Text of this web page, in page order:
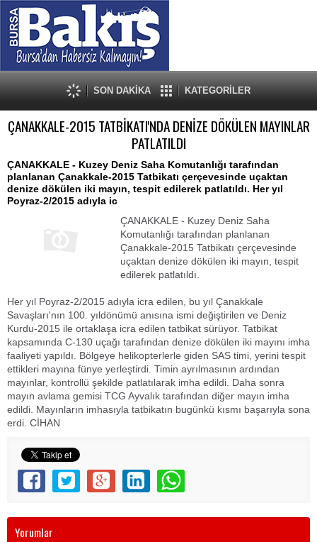
SON DAKİKA KATEGORİLER
ÇANAKKALE-2015 TATBİKATI'NDA DENİZE DÖKÜLEN MAYINLAR
PATLATILDI
ÇANAKKALE - Kuzey Deniz Saha Komutanlığı tarafından
planlanan Çanakkale-2015 Tatbikatı çerçevesinde uçaktan
denize dökülen iki mayın, tespit edilerek patlatıldı. Her yıl
Poyraz-2/2015 adıyla ic
ÇANAKKALE - Kuzey Deniz Saha
Komutanlığı tarafından planlanan
Çanakkale-2015 Tatbikatı çerçevesinde
uçaktan denize dökülen iki mayın, tespit
edilerek patlatıldı.
Her yıl Poyraz-2/2015 adıyla icra edilen, bu yıl Çanakkale
Savaşları'nın 100. yıldönümü anısına ismi değiştirilen ve Deniz
Kurdu-2015 ile ortaklaşa icra edilen tatbikat sürüyor. Tatbikat
kapsamında C-130 uçağı tarafından denize dökülen iki mayını imha
faaliyeti yapıldı. Bölgeye helikopterlerle giden SAS timi, yerini tespit
ettikleri mayına fünye yerleştirdi. Timin ayrılmasının ardından
mayınlar, kontrollü şekilde patlatılarak imha edildi. Daha sonra
mayın avlama gemisi TCG Ayvalık tarafından diğer mayın imha
edildi. Mayınların imhasıyla tatbikatın bugünkü kısmı başarıyla sona
erdi. CİHAN
Yorumlar